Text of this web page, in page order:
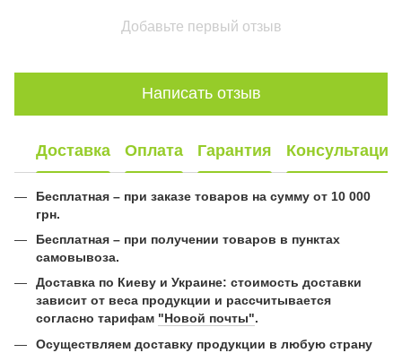
Добавьте первый отзыв
Написать отзыв
Доставка Оплата Гарантия Консультация
Бесплатная – при заказе товаров на сумму от 10 000
грн.
Бесплатная – при получении товаров в пунктах
самовывоза.
Доставка по Киеву и Украине: стоимость доставки
зависит от веса продукции и рассчитывается
согласно тарифам "Новой почты".
Осуществляем доставку продукции в любую страну